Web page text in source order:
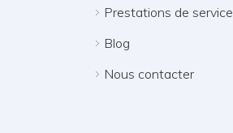
Prestations de service
Blog
Nous contacter